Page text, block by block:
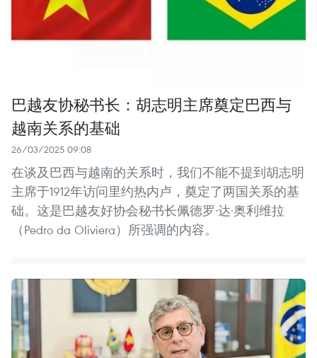
巴越友协秘书长：胡志明主席奠定巴西与
越南关系的基础
26/03/2025 09:08
在谈及巴西与越南的关系时，我们不能不提到胡志明
主席于1912年访问里约热内卢，奠定了两国关系的基
础。这是巴越友好协会秘书长佩德罗·达·奥利维拉
（Pedro da Oliviera）所强调的内容。